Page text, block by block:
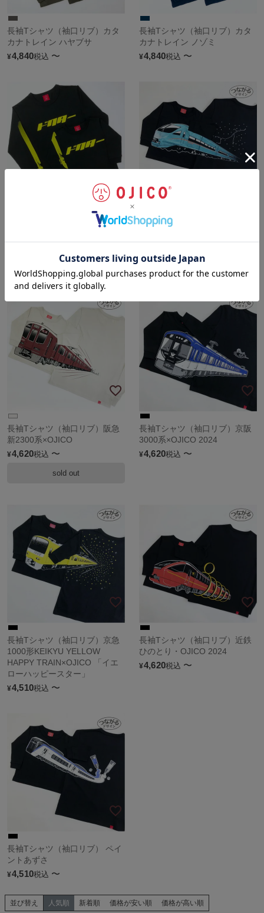
長袖Tシャツ（袖口リブ）カタ
カナトレイン ハヤブサ
¥4,840税込 〜
長袖Tシャツ（袖口リブ）カタ
カナトレイン ノゾミ
¥4,840税込 〜
長袖Tシャツ（袖口リブ）カタ
カナトレイン ドクターイエロー
¥4,840税込 〜
長袖Tシャツ（袖口リブ）小田
急ロマンスカーMSE×OJICO
¥4,730税込 〜
sold out
長袖Tシャツ（袖口リブ）阪急
新2300系×OJICO
¥4,620税込 〜
sold out
長袖Tシャツ（袖口リブ）京阪
3000系×OJICO 2024
¥4,620税込 〜
長袖Tシャツ（袖口リブ）京急
1000形KEIKYU YELLOW
HAPPY TRAIN×OJICO 「イエ
ローハッピースター」
¥4,510税込 〜
長袖Tシャツ（袖口リブ）近鉄
ひのとり・OJICO 2024
¥4,620税込 〜
長袖Tシャツ（袖口リブ） ペイ
ントあずさ
¥4,510税込 〜
並び替え 人気順 新着順 価格が安い順 価格が高い順